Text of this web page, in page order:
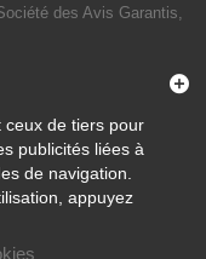
des Avis Garantis,
ceux de tiers pour
publicités liées à
de navigation.
appuyez